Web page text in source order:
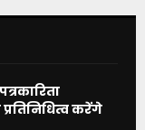
करेंगे